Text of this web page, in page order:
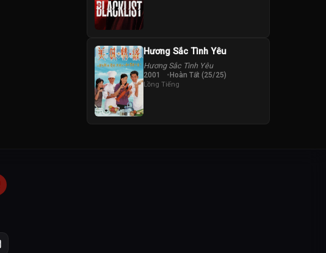
Hương Sắc Tình Yêu
Hương Sắc Tình Yêu
2001 Hoàn Tất (25/25)
Lồng Tiếng